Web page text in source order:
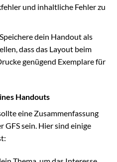
und inhaltliche Fehler zu
dein Handout als
dass das Layout beim
genügend Exemplare für
Handouts
eine Zusammenfassung
sein. Hier sind einige